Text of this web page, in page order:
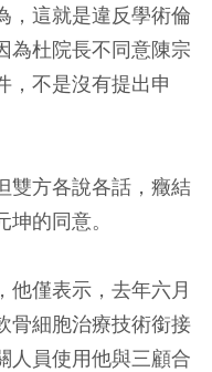
，這就是違反學術倫
為杜院長不同意陳宗
，不是沒有提出申
雙方各說各話，癥結
的同意。
他僅表示，去年六月
骨細胞治療技術銜接
人員使用他與三顧合